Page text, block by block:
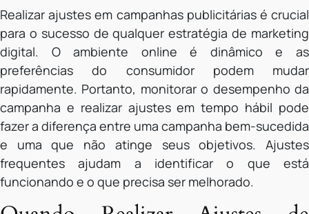
Realizar ajustes em campanhas publicitárias é crucial
para o sucesso de qualquer estratégia de marketing
digital. O ambiente online é dinâmico e as
preferências do consumidor podem mudar
rapidamente. Portanto, monitorar o desempenho da
campanha e realizar ajustes em tempo hábil pode
fazer a diferença entre uma campanha bem-sucedida
e uma que não atinge seus objetivos. Ajustes
frequentes ajudam a identificar o que está
funcionando e o que precisa ser melhorado.